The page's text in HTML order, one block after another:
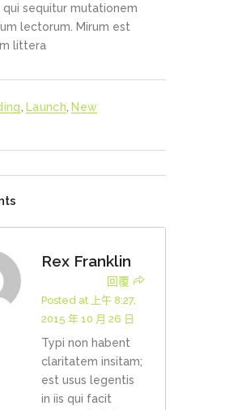
qui sequitur mutationem
lectorum. Mirum est
littera
Launch New
Rex Franklin
回覆
Posted at 上午 8:27,
2015 年 10 月 26 日
Typi non habent
claritatem insitam;
est usus legentis
in iis qui facit